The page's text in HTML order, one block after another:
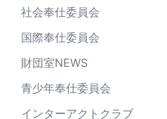
社会奉仕委員会
国際奉仕委員会
財団室NEWS
青少年奉仕委員会
インターアクトクラブ